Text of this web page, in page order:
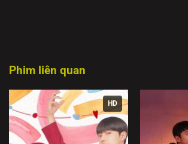
Phim liên quan
HD